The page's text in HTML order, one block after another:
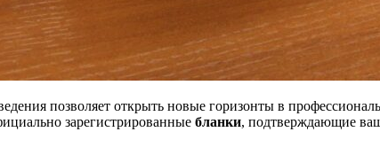
позволяет открыть новые горизонты в
зарегистрированные бланки, подтверждающие